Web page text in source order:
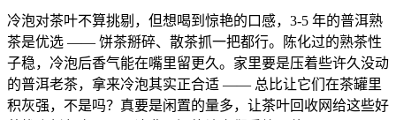
冷泡对茶叶不算挑剔，但想喝到惊艳的口感，3-5 年的普洱熟
茶是优选 —— 饼茶掰碎、散茶抓一把都行。陈化过的熟茶性
子稳，冷泡后香气能在嘴里留更久。家里要是压着些许久没动
的普洱老茶，拿来冷泡其实正合适 —— 总比让它们在茶罐里
积灰强，不是吗？真要是闲置的量多，让茶叶回收网给这些好